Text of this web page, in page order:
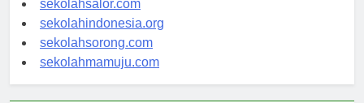
sekolahsalor.com
sekolahindonesia.org
sekolahsorong.com